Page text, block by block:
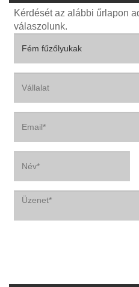
Kérdését az alábbi űrlapon
válaszolunk.